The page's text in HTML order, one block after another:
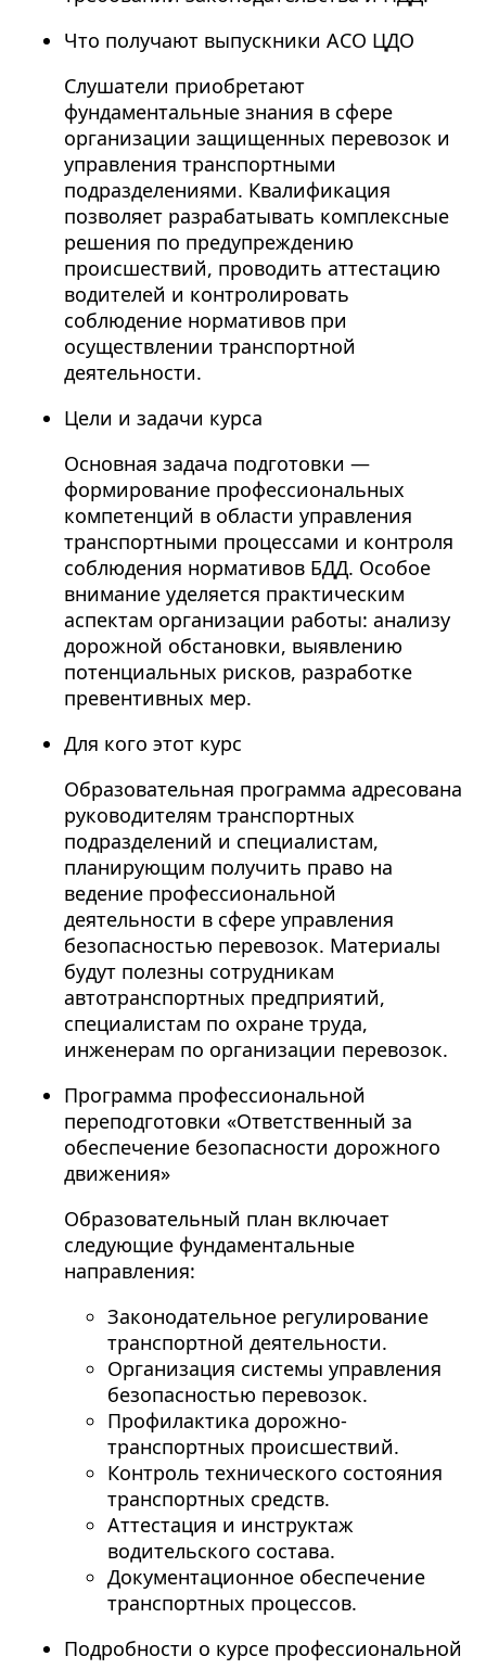
Что получают выпускники АСО ЦДО
Слушатели приобретают
фундаментальные знания в сфере
организации защищенных перевозок и
управления транспортными
подразделениями. Квалификация
позволяет разрабатывать комплексные
решения по предупреждению
происшествий, проводить аттестацию
водителей и контролировать
соблюдение нормативов при
осуществлении транспортной
деятельности.
Цели и задачи курса
Основная задача подготовки —
формирование профессиональных
компетенций в области управления
транспортными процессами и контроля
соблюдения нормативов БДД. Особое
внимание уделяется практическим
аспектам организации работы: анализу
дорожной обстановки, выявлению
потенциальных рисков, разработке
превентивных мер.
Для кого этот курс
Образовательная программа адресована
руководителям транспортных
подразделений и специалистам,
планирующим получить право на
ведение профессиональной
деятельности в сфере управления
безопасностью перевозок. Материалы
будут полезны сотрудникам
автотранспортных предприятий,
специалистам по охране труда,
инженерам по организации перевозок.
Программа профессиональной
переподготовки «Ответственный за
обеспечение безопасности дорожного
движения»
Образовательный план включает
следующие фундаментальные
направления:
Законодательное регулирование
транспортной деятельности.
Организация системы управления
безопасностью перевозок.
Профилактика дорожно-
транспортных происшествий.
Контроль технического состояния
транспортных средств.
Аттестация и инструктаж
водительского состава.
Документационное обеспечение
транспортных процессов.
Подробности о курсе профессиональной